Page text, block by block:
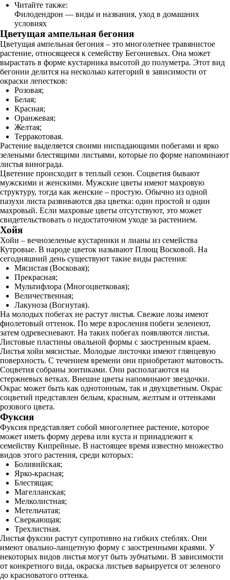
Читайте также:
Филодендрон — виды и названия, уход в домашних
условиях
Цветущая ампельная бегония
Цветущая ампельная бегония – это многолетнее травянистое
растение, относящееся к семейству Бегониевых. Она может
вырастать в форме кустарника высотой до полуметра. Этот вид
бегонии делится на несколько категорий в зависимости от
окраски лепестков:
Розовая;
Белая;
Красная;
Оранжевая;
Желтая;
Терракотовая.
Растение выделяется своими ниспадающими побегами и ярко
зелеными блестящими листьями, которые по форме напоминают
листья винограда.
Цветение происходит в теплый сезон. Соцветия бывают
мужскими и женскими. Мужские цветы имеют махровую
структуру, тогда как женские – простую. Обычно из одной
пазухи листа развиваются два цветка: один простой и один
махровый. Если махровые цветы отсутствуют, это может
свидетельствовать о недостаточном уходе за растением.
Хойя
Хойи – вечнозеленые кустарники и лианы из семейства
Кутровые. В народе цветок называют Плющ Восковой. На
сегодняшний день существуют такие виды растения:
Мясистая (Восковая);
Прекрасная;
Мультифлора (Многоцветковая);
Величественная;
Лакуноза (Вогнутая).
На молодых побегах не растут листья. Свежие лозы имеют
фиолетовый оттенок. По мере взросления побеги зеленеют,
затем одревесневают. На таких побегах появляются листья.
Листовые пластины овальной формы с заостренным краем.
Листья хойи мясистые. Молодые листочки имеют глянцевую
поверхность. С течением времени они приобретают матовость.
Соцветия собраны зонтиками. Они располагаются на
стержневых ветках. Внешне цветы напоминают звездочки.
Окрас может быть как однотонным, так и двухцветным. Окрас
соцветий представлен белым, красным, желтым и оттенками
розового цвета.
Фуксия
Фуксия представляет собой многолетнее растение, которое
может иметь форму дерева или куста и принадлежит к
семейству Кипрейные. В настоящее время известно множество
видов этого растения, среди которых:
Боливийская;
Ярко-красная;
Блестящая;
Магелланская;
Мелколистная;
Метельчатая;
Сверкающая;
Трехлистная.
Листья фуксии растут супротивно на гибких стеблях. Они
имеют овально-ланцетную форму с заостренными краями. У
некоторых видов листья могут быть зубчатыми. В зависимости
от конкретного вида, окраска листьев варьируется от зеленого
до красноватого оттенка.